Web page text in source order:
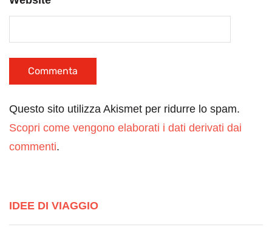
Questo sito utilizza Akismet per ridurre lo spam.
Scopri come vengono elaborati i dati derivati dai
commenti.
IDEE DI VIAGGIO